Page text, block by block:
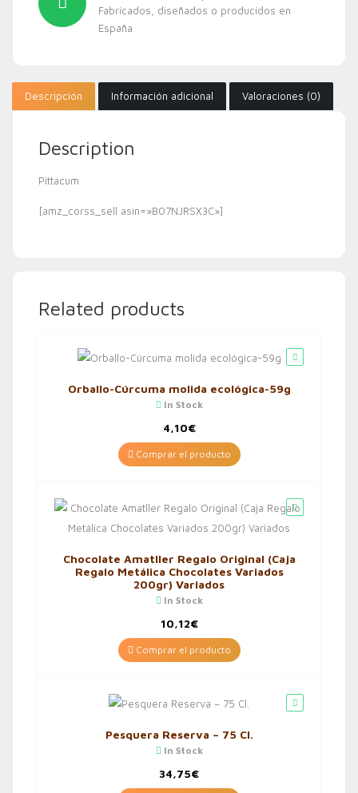
Fabricados, diseñados o producidos en
España
Descripción Información adicional Valoraciones (0)
Description
Pittacum
[amz_corss_sell asin=»B07NJRSX3C»]
Related products
Orballo-Cúrcuma molida ecológica-59g
In Stock
4,10€
Comprar el producto
Chocolate Amatller Regalo Original (Caja
Regalo Metálica Chocolates Variados
200gr) Variados
In Stock
10,12€
Comprar el producto
Pesquera Reserva – 75 Cl.
In Stock
34,75€